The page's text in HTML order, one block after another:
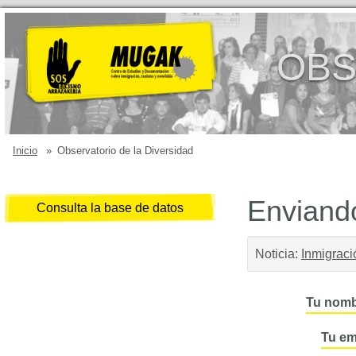
Inicio » Observatorio de la Diversidad
Consulta la base de datos
Noticia:
Tu
Tu